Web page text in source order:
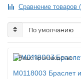
Сравнение товаров
Наше производство
M0118003 Браслет